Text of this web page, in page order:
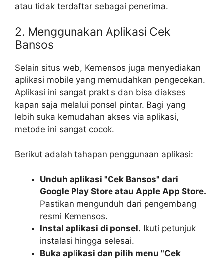
atau tidak terdaftar sebagai penerima.
2. Menggunakan Aplikasi Cek
Bansos
Selain situs web, Kemensos juga menyediakan
aplikasi mobile yang memudahkan pengecekan.
Aplikasi ini sangat praktis dan bisa diakses
kapan saja melalui ponsel pintar. Bagi yang
lebih suka kemudahan akses via aplikasi,
metode ini sangat cocok.
Berikut adalah tahapan penggunaan aplikasi:
Unduh aplikasi "Cek Bansos" dari
Google Play Store atau Apple App Store.
Pastikan mengunduh dari pengembang
resmi Kemensos.
Instal aplikasi di ponsel. Ikuti petunjuk
instalasi hingga selesai.
Buka aplikasi dan pilih menu "Cek